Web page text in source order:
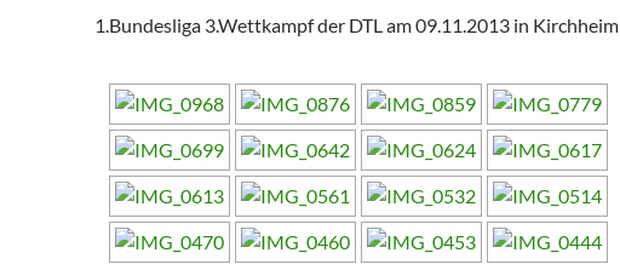
1.Bundesliga 3.Wettkampf der DTL am 09.11.2013 in Kirchheim